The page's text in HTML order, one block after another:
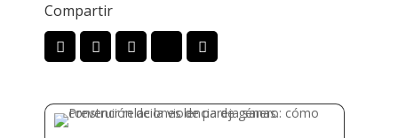
Compartir